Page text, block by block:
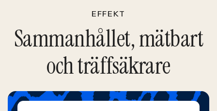
EFFEKT
Sammanhållet, mätbart
och träffsäkrare